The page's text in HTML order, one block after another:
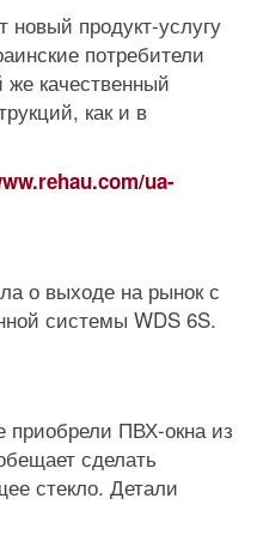
новый продукт-услугу
потребители
же качественный
как и в
ua-
о выходе на рынок с
системы WDS 6S.
приобрели ПВХ-окна из
сделать
стекло. Детали